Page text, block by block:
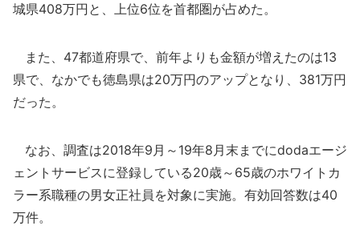
城県408万円と、上位6位を首都圏が占めた。
また、47都道府県で、前年よりも金額が増えたのは13
県で、なかでも徳島県は20万円のアップとなり、381万円
だった。
なお、調査は2018年9月～19年8月末までにdodaエージ
ェントサービスに登録している20歳～65歳のホワイトカ
ラー系職種の男女正社員を対象に実施。有効回答数は40
万件。